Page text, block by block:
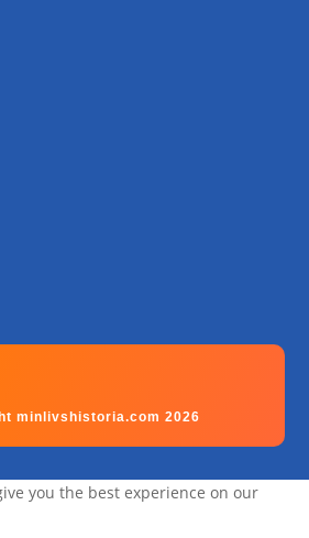
minlivshistoria.com 2026
you the best experience on our